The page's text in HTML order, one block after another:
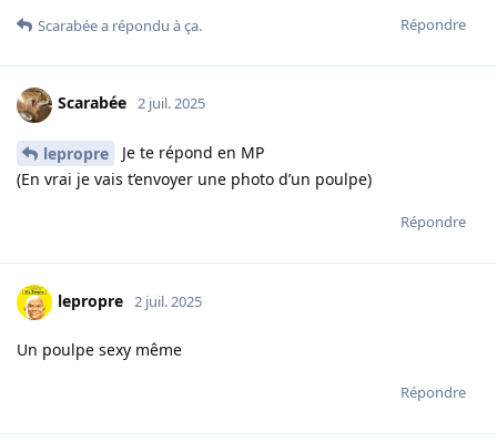
Répondre
Scarabéea répondu à ça.
Scarabée 2 juil. 2025
lepropre
Je te répond en MP
(En vrai je vais t’envoyer une photo d’un poulpe)
Répondre
lepropre 2 juil. 2025
Un poulpe sexy même
Répondre